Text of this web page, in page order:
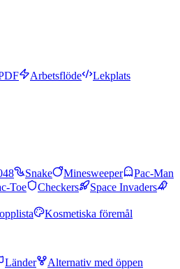
Arbetsflöde
Lekplats
Snake Minesweeper
Pac-Man
Toe Checkers
Space Invaders
Kosmetiska föremål
Länder
Alternativ med öppen